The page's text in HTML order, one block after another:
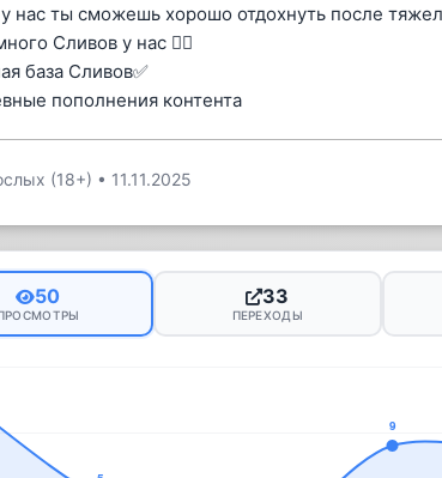
нас ты сможешь хорошо отдохнуть после
Сливов у нас ❤️‍🔥
база Сливов✅
пополнения контента
(18+) • 11.11.2025
50 33
ПЕРЕХОДЫ